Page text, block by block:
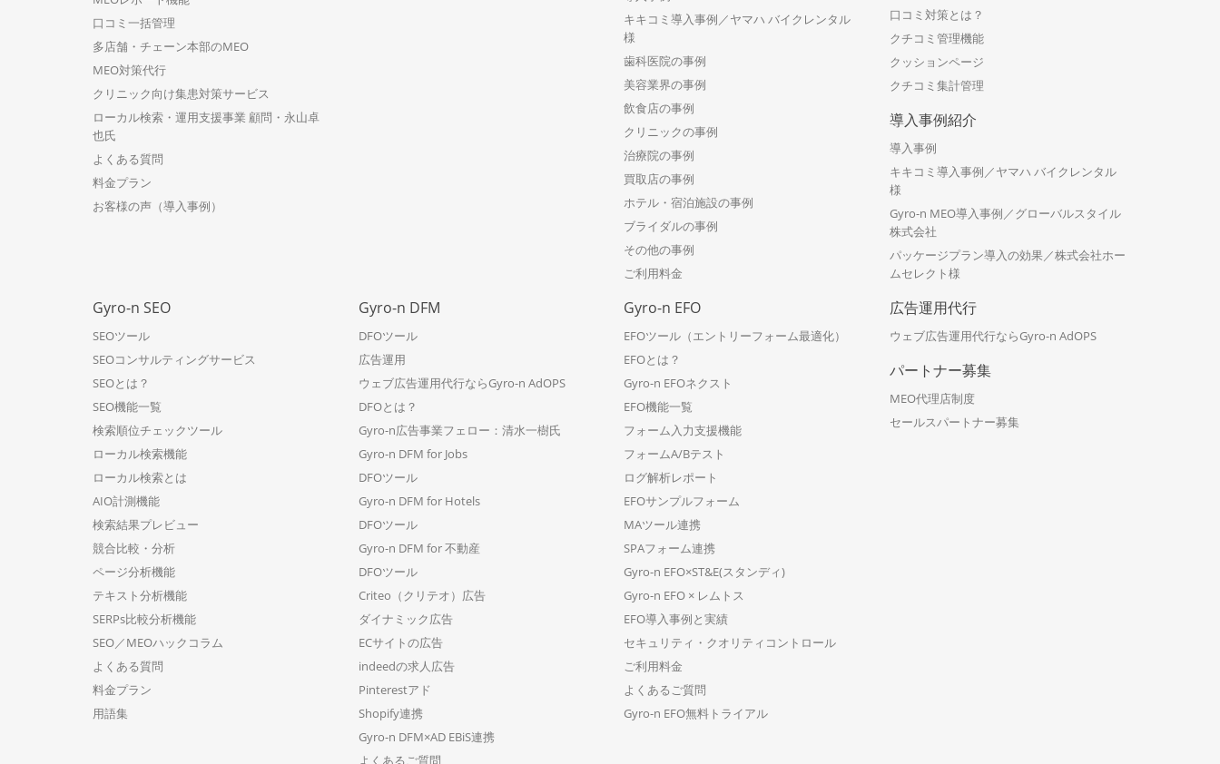
口コミ一括管理
多店舗・チェーン本部のMEO
MEO対策代行
クリニック向け集患対策サービス
ローカル検索・運用支援事業 顧問・永山卓
也氏
よくある質問
料金プラン
お客様の声（導入事例）
キキコミ導入事例／ヤマハ バイクレンタル
様
歯科医院の事例
美容業界の事例
飲食店の事例
クリニックの事例
治療院の事例
買取店の事例
ホテル・宿泊施設の事例
ブライダルの事例
その他の事例
ご利用料金
口コミ対策とは？
クチコミ管理機能
クッションページ
クチコミ集計管理
導入事例紹介
導入事例
キキコミ導入事例／ヤマハ バイクレンタル
様
Gyro-n MEO導入事例／グローバルスタイル
株式会社
パッケージプラン導入の効果／株式会社ホー
ムセレクト様
Gyro-n SEO
SEOツール
SEOコンサルティングサービス
SEOとは？
SEO機能一覧
検索順位チェックツール
ローカル検索機能
ローカル検索とは
AIO計測機能
検索結果プレビュー
競合比較・分析
ページ分析機能
テキスト分析機能
SERPs比較分析機能
SEO／MEOハックコラム
よくある質問
料金プラン
用語集
Gyro-n DFM
DFOツール
広告運用
ウェブ広告運用代行ならGyro-n AdOPS
DFOとは？
Gyro-n広告事業フェロー：清水一樹氏
Gyro-n DFM for Jobs
DFOツール
Gyro-n DFM for Hotels
DFOツール
Gyro-n DFM for 不動産
DFOツール
Criteo（クリテオ）広告
ダイナミック広告
ECサイトの広告
indeedの求人広告
Pinterestアド
Shopify連携
Gyro-n DFM×AD EBiS連携
よくあるご質問
Gyro-n EFO
EFOツール（エントリーフォーム最適化）
EFOとは？
Gyro-n EFOネクスト
EFO機能一覧
フォーム入力支援機能
フォームA/Bテスト
ログ解析レポート
EFOサンプルフォーム
MAツール連携
SPAフォーム連携
Gyro-n EFO×ST&E(スタンディ)
Gyro-n EFO × レムトス
EFO導入事例と実績
セキュリティ・クオリティコントロール
ご利用料金
よくあるご質問
Gyro-n EFO無料トライアル
広告運用代行
ウェブ広告運用代行ならGyro-n AdOPS
パートナー募集
MEO代理店制度
セールスパートナー募集